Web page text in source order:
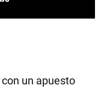
con un apuesto